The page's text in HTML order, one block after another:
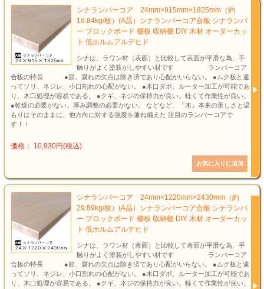
シナランバーコア 24mm×915mm×1825mm（約
16.84kg/枚）(A品）シナランバーコア合板 シナランバ
ー ブロックボード 棚板 収納棚 DIY 木材 オーダーカッ
ト 低ホルムアルデヒド
シナは、ラワン材（表面）と比較して表面が平滑な為、手
触りがよく塗装がしやすい材です ランバーコア
合板の特長 ●節、腐れの欠点は除き済であり心配がいらない。 ●ムク板と違
ってソリ、ネジレ、小口割れの心配がない。 ●木口ダボ、ルーター加工が可能であ
り、木口処理が容易である。 ●クギ、ネジの保持力が良い。軽くて作業性が良い。
●乾燥の必要がない。厚み調整の必要がない。 などなど、『木』本来の美しさと温
もりはそのままに、他方向に対する強度を兼ね備えた 注目のランバーコアで
す！！
価格： 10,930円(税込)
シナランバーコア 24mm×1220mm×2430mm（約
29.89kg/枚）(A品）シナランバーコア合板 シナランバ
ー ブロックボード 棚板 収納棚 DIY 木材 オーダーカッ
ト 低ホルムアルデヒド
シナは、ラワン材（表面）と比較して表面が平滑な為、手
触りがよく塗装がしやすい材です ランバーコア
合板の特長 ●節、腐れの欠点は除き済であり心配がいらない。 ●ムク板と違
ってソリ、ネジレ、小口割れの心配がない。 ●木口ダボ、ルーター加工が可能であ
り、木口処理が容易である。 ●クギ、ネジの保持力が良い。軽くて作業性が良い。